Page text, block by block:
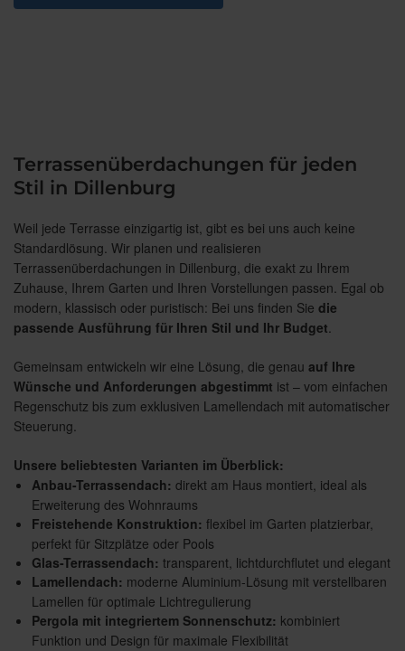
Terrassenüberdachungen für jeden
Stil in Dillenburg
Weil jede Terrasse einzigartig ist, gibt es bei uns auch keine
Standardlösung. Wir planen und realisieren
Terrassenüberdachungen in Dillenburg, die exakt zu Ihrem
Zuhause, Ihrem Garten und Ihren Vorstellungen passen. Egal ob
modern, klassisch oder puristisch: Bei uns finden Sie die
passende Ausführung für Ihren Stil und Ihr Budget.
Gemeinsam entwickeln wir eine Lösung, die genau auf Ihre
Wünsche und Anforderungen abgestimmt ist – vom einfachen
Regenschutz bis zum exklusiven Lamellendach mit automatischer
Steuerung.
Unsere beliebtesten Varianten im Überblick:
Anbau-Terrassendach: direkt am Haus montiert, ideal als
Erweiterung des Wohnraums
Freistehende Konstruktion: flexibel im Garten platzierbar,
perfekt für Sitzplätze oder Pools
Glas-Terrassendach: transparent, lichtdurchflutet und elegant
Lamellendach: moderne Aluminium-Lösung mit verstellbaren
Lamellen für optimale Lichtregulierung
Pergola mit integriertem Sonnenschutz: kombiniert
Funktion und Design für maximale Flexibilität